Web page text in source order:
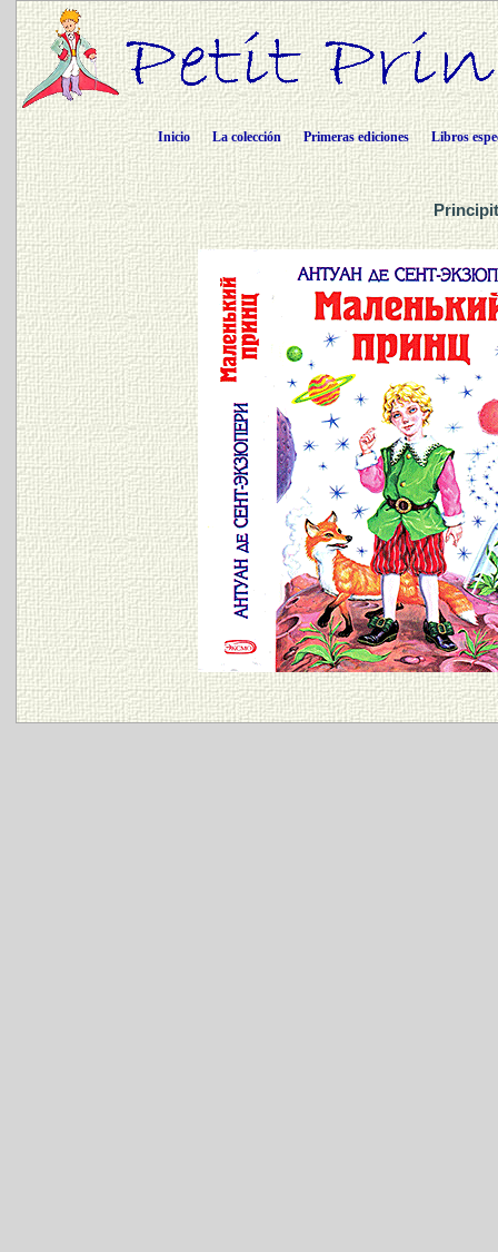
Inicio La colección Primeras ediciones Libros